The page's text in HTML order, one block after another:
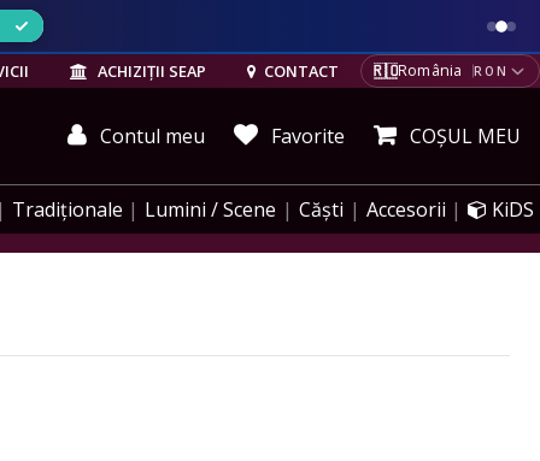
ACHIZIȚII SEAP CONTACT 🇷🇴România RON
Contul meu Favorite COȘUL MEU
Tradiționale Lumini / Scene Căști Accesorii KiDS